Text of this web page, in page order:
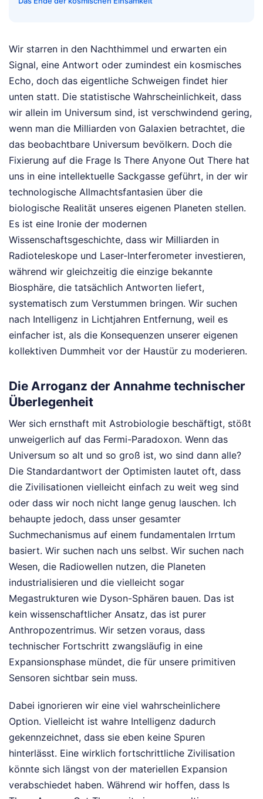
Wir starren in den Nachthimmel und erwarten ein
Signal, eine Antwort oder zumindest ein kosmisches
Echo, doch das eigentliche Schweigen findet hier
unten statt. Die statistische Wahrscheinlichkeit, dass
wir allein im Universum sind, ist verschwindend gering,
wenn man die Milliarden von Galaxien betrachtet, die
das beobachtbare Universum bevölkern. Doch die
Fixierung auf die Frage Is There Anyone Out There hat
uns in eine intellektuelle Sackgasse geführt, in der wir
technologische Allmachtsfantasien über die
biologische Realität unseres eigenen Planeten stellen.
Es ist eine Ironie der modernen
Wissenschaftsgeschichte, dass wir Milliarden in
Radioteleskope und Laser-Interferometer investieren,
während wir gleichzeitig die einzige bekannte
Biosphäre, die tatsächlich Antworten liefert,
systematisch zum Verstummen bringen. Wir suchen
nach Intelligenz in Lichtjahren Entfernung, weil es
einfacher ist, als die Konsequenzen unserer eigenen
kollektiven Dummheit vor der Haustür zu moderieren.
Die Arroganz der Annahme technischer
Überlegenheit
Wer sich ernsthaft mit Astrobiologie beschäftigt, stößt
unweigerlich auf das Fermi-Paradoxon. Wenn das
Universum so alt und so groß ist, wo sind dann alle?
Die Standardantwort der Optimisten lautet oft, dass
die Zivilisationen vielleicht einfach zu weit weg sind
oder dass wir noch nicht lange genug lauschen. Ich
behaupte jedoch, dass unser gesamter
Suchmechanismus auf einem fundamentalen Irrtum
basiert. Wir suchen nach uns selbst. Wir suchen nach
Wesen, die Radiowellen nutzen, die Planeten
industrialisieren und die vielleicht sogar
Megastrukturen wie Dyson-Sphären bauen. Das ist
kein wissenschaftlicher Ansatz, das ist purer
Anthropozentrimus. Wir setzen voraus, dass
technischer Fortschritt zwangsläufig in eine
Expansionsphase mündet, die für unsere primitiven
Sensoren sichtbar sein muss.
Dabei ignorieren wir eine viel wahrscheinlichere
Option. Vielleicht ist wahre Intelligenz dadurch
gekennzeichnet, dass sie eben keine Spuren
hinterlässt. Eine wirklich fortschrittliche Zivilisation
könnte sich längst von der materiellen Expansion
verabschiedet haben. Während wir hoffen, dass Is